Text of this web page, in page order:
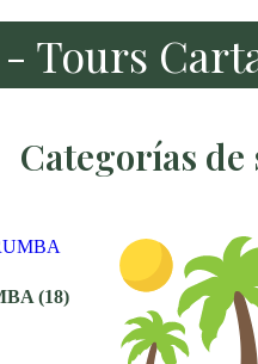
Tours
Categorías de
(18)